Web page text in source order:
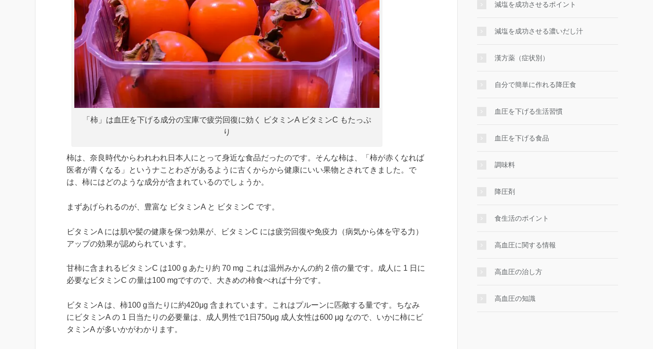
「柿」は血圧を下げる成分の宝庫で疲労回復に効く ビタミンA ビタミンC もたっぷ
り
柿は、奈良時代からわれわれ日本人にとって身近な食品だったのです。そんな柿は、「柿が赤くなれば
医者が青くなる」というナことわざがあるように古くからから健康にいい果物とされてきました。で
は、柿にはどのような成分が含まれているのでしょうか。
まずあげられるのが、豊富な ビタミンA と ビタミンC です。
ビタミンA には肌や髪の健康を保つ効果が、ビタミンC には疲労回復や免疫力（病気から体を守る力）
アップの効果が認められています。
甘柿に含まれるビタミンC は100 g あたり約 70 mg これは温州みかんの約 2 倍の量です。成人に 1 日に
必要なビタミンC の量は100 mgですので、大きめの柿食べれば十分です。
ビタミンA は、柿100 g当たりに約420μg 含まれています。これはプルーンに匹敵する量です。ちなみ
にビタミンA の 1 日当たりの必要量は、成人男性で1日750μg 成人女性は600 μg なので、いかに柿にビ
タミンA が多いかがわかります。
減塩を成功させるポイント
減塩を成功させる濃いだし汁
漢方薬（症状別）
自分で簡単に作れる降圧食
血圧を下げる生活習慣
血圧を下げる食品
調味料
降圧剤
食生活のポイント
高血圧に関する情報
高血圧の治し方
高血圧の知識